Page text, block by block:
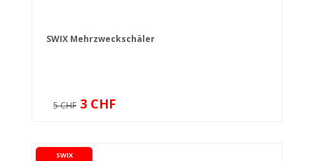
SWIX Mehrzweckschäler
5 CHF 3 CHF
SWIX